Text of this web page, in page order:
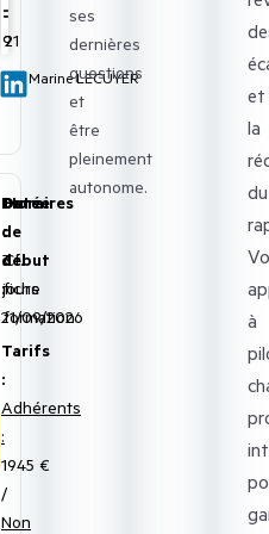
:
9
:
21
Marine LECUYER
Date
de
début
:
21/09/2026
Durée
:
3
jours
Horaires
:
Cf.
fiche
formation
Tarifs
:
Adhérents
:
1945 €
/
Non
ses
dernières
questions
et
être
pleinement
autonome.
et
la
du
à